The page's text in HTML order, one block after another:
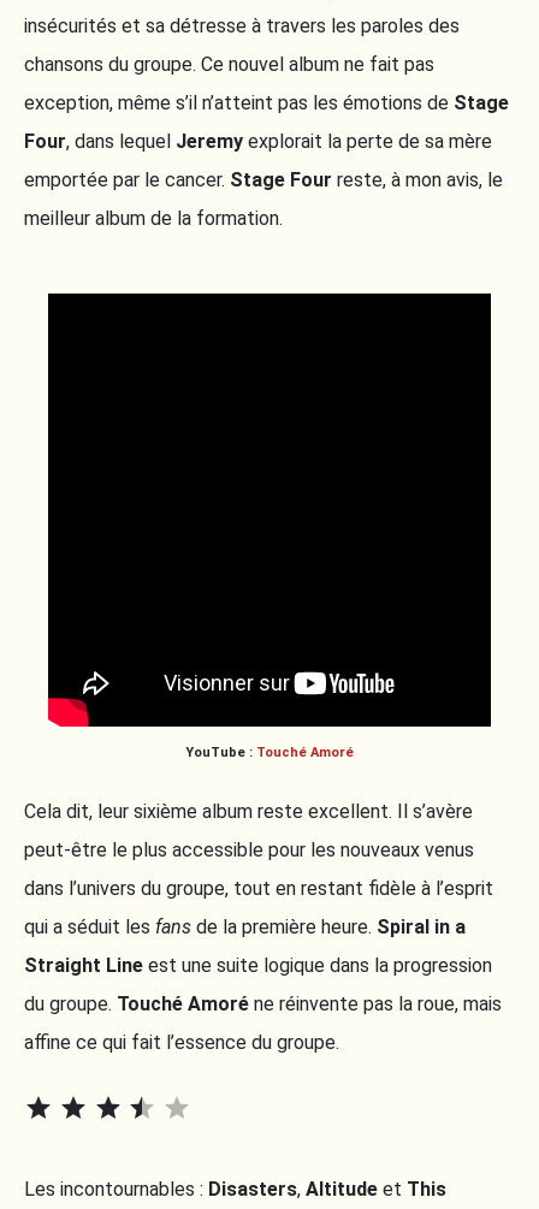
insécurités et sa détresse à travers les paroles des
chansons du groupe. Ce nouvel album ne fait pas
exception, même s’il n’atteint pas les émotions de Stage
Four, dans lequel Jeremy explorait la perte de sa mère
emportée par le cancer. Stage Four reste, à mon avis, le
meilleur album de la formation.
YouTube : Touché Amoré
Cela dit, leur sixième album reste excellent. Il s’avère
peut-être le plus accessible pour les nouveaux venus
dans l’univers du groupe, tout en restant fidèle à l’esprit
qui a séduit les fans de la première heure. Spiral in a
Straight Line est une suite logique dans la progression
du groupe. Touché Amoré ne réinvente pas la roue, mais
affine ce qui fait l’essence du groupe.
⭐ ⭐
Les incontournables : Disasters, Altitude et This